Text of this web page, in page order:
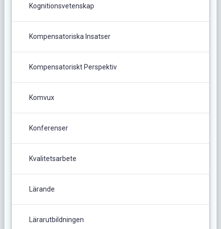
Kognitionsvetenskap
Kompensatoriska Insatser
Kompensatoriskt Perspektiv
Komvux
Konferenser
Kvalitetsarbete
Lärande
Lärarutbildningen